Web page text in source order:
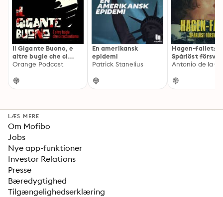
Il Gigante Buono, e
altre bugie che ci
raccontiamo
Orange Podcast
En amerikansk
epidemi
Patrick Stanelius
Hagen-fallet:
Spårlöst
Antonio de la
LÆS MERE
Om Mofibo
Jobs
Nye app-funktioner
Investor Relations
Presse
Bæredygtighed
Tilgængelighedserklæring